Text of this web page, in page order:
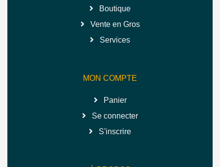
Boutique
Vente en Gros
Services
MON COMPTE
Panier
Se connecter
S'inscrire